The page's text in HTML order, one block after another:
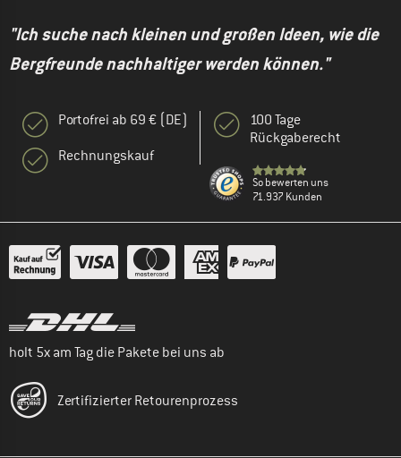
"Ich suche nach kleinen und großen Ideen, wie die
Bergfreunde nachhaltiger werden können."
Portofrei ab 69 € (DE)
Rechnungskauf
100 Tage
Rückgaberecht
So bewerten uns
71.937 Kunden
holt 5x am Tag die Pakete bei uns ab
Zertifizierter Retourenprozess